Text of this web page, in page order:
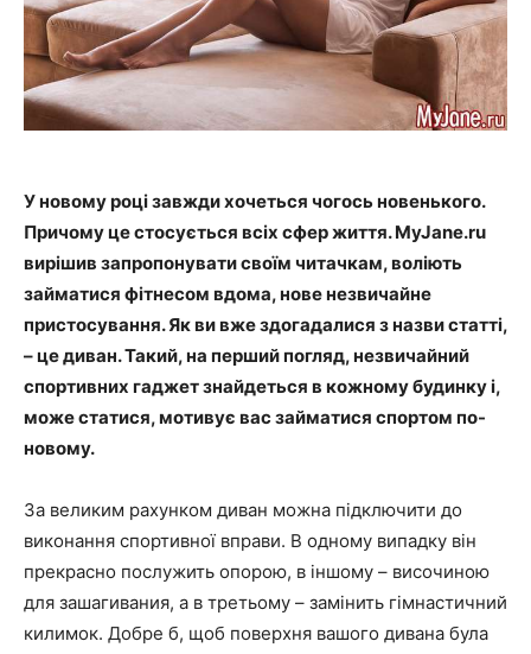
У новому році завжди хочеться чогось новенького.
Причому це стосується всіх сфер життя. MyJane.ru
вирішив запропонувати своїм читачкам, воліють
займатися фітнесом вдома, нове незвичайне
пристосування. Як ви вже здогадалися з назви статті,
– це диван. Такий, на перший погляд, незвичайний
спортивних гаджет знайдеться в кожному будинку і,
може статися, мотивує вас займатися спортом по-
новому.
За великим рахунком диван можна підключити до
виконання спортивної вправи. В одному випадку він
прекрасно послужить опорою, в іншому – височиною
для зашагивания, а в третьому – замінить гімнастичний
килимок. Добре б, щоб поверхня вашого дивана була